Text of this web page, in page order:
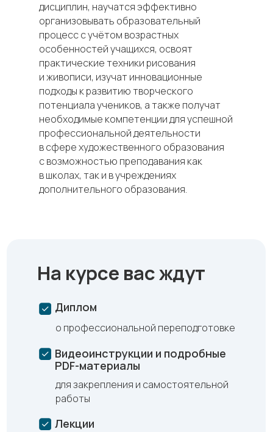
дисциплин, научатся эффективно
организовывать образовательный
процесс с учётом возрастных
особенностей учащихся, освоят
практические техники рисования
и живописи, изучат инновационные
подходы к развитию творческого
потенциала учеников, а также получат
необходимые компетенции для успешной
профессиональной деятельности
в сфере художественного образования
с возможностью преподавания как
в школах, так и в учреждениях
дополнительного образования.
На курсе вас ждут
Лекции
Видеоинструкции и подробные
PDF-материалы
Диплом
для закрепления и самостоятельной
работы
о профессиональной переподготовке